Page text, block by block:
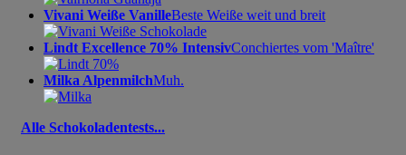
Vivani Weiße VanilleBeste Weiße weit und breit
Lindt Excellence 70% IntensivConchiertes vom 'Maître'
Milka AlpenmilchMuh.
Alle Schokoladentests...